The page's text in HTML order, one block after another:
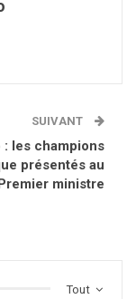
SUIVANT
: les champions
présentés au
ministre
Tout